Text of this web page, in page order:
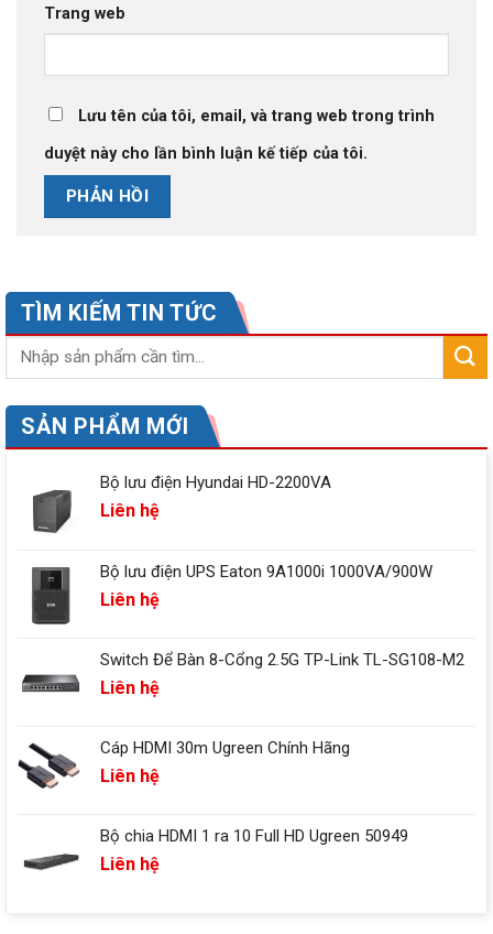
Trang web
Lưu tên của tôi, email, và trang web trong trình
duyệt này cho lần bình luận kế tiếp của tôi.
TÌM KIẾM TIN TỨC
SẢN PHẨM MỚI
Bộ lưu điện Hyundai HD-2200VA
Liên hệ
Bộ lưu điện UPS Eaton 9A1000i 1000VA/900W
Liên hệ
Switch Để Bàn 8-Cổng 2.5G TP-Link TL-SG108-M2
Liên hệ
Cáp HDMI 30m Ugreen Chính Hãng
Liên hệ
Bộ chia HDMI 1 ra 10 Full HD Ugreen 50949
Liên hệ